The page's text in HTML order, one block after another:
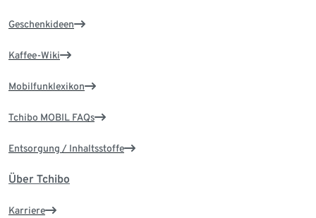
Geschenkideen
Kaffee-Wiki
Mobilfunklexikon
Tchibo MOBIL FAQs
Entsorgung / Inhaltsstoffe
Über Tchibo
Karriere